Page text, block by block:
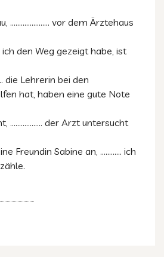
…………………. vor dem Ärztehaus
den Weg gezeigt habe, ist
die Lehrerin bei den
hat, haben eine gute Note
……………… der Arzt untersucht
Freundin Sabine an, ………… ich